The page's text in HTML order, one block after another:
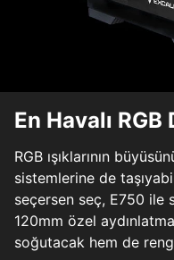
En Havalı
RGB ışıklarının
sistemlerine de
seçersen seç, E750
120mm özel
soğutacak hem de